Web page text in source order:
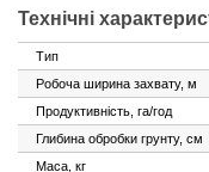
Технічні
Тип
Робоча ширина захвату, м
Продуктивність, га/год
Глибина обробки грунту, см
Маса, кг